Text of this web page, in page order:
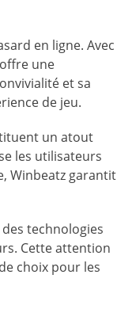
en ligne. Avec
une
et sa
de jeu.
un atout
les utilisateurs
Winbeatz garantit
technologies
Cette attention
choix pour les